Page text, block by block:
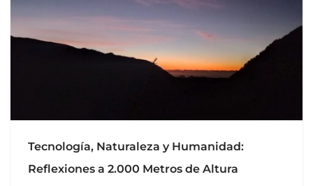
Tecnología, Naturaleza y Humanidad:
Reflexiones a 2.000 Metros de Altura